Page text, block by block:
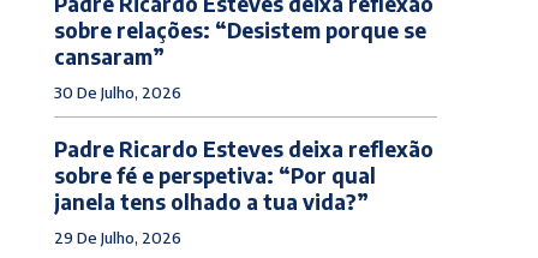
sobre relações: “Desistem porque se
cansaram”
30 De Julho, 2026
Padre Ricardo Esteves deixa reflexão
sobre fé e perspetiva: “Por qual
janela tens olhado a tua vida?”
29 De Julho, 2026